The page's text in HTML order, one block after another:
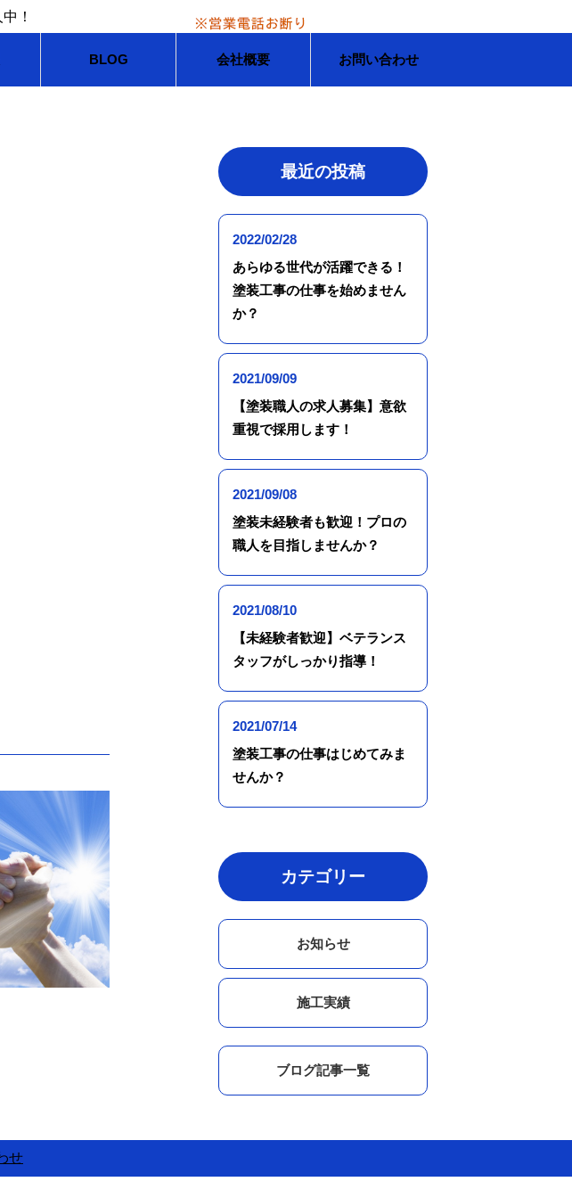
BLOG 会社概要 お問い合わせ
最近の投稿
2022/02/28
あらゆる世代が活躍できる！
塗装工事の仕事を始めません
か？
2021/09/09
【塗装職人の求人募集】意欲
重視で採用します！
2021/09/08
塗装未経験者も歓迎！プロの
職人を目指しませんか？
2021/08/10
【未経験者歓迎】ベテランス
タッフがしっかり指導！
2021/07/14
塗装工事の仕事はじめてみま
せんか？
カテゴリー
お知らせ
施工実績
ブログ記事一覧